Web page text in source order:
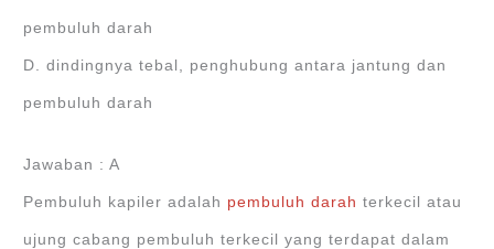
pembuluh darah
D. dindingnya tebal, penghubung antara jantung dan
pembuluh darah
Jawaban : A
Pembuluh kapiler adalah pembuluh darah terkecil atau
ujung cabang pembuluh terkecil yang terdapat dalam